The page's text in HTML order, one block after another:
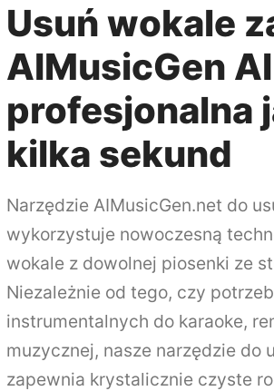
Usuń wokale
AIMusicGen
profesjonalna
kilka sekund
Narzędzie AIMusicGen.net do
wykorzystuje nowoczesną
wokale z dowolnej piosenki ze
Niezależnie od tego, czy
instrumentalnych do karaoke,
muzycznej, nasze narzędzie do
zapewnia krystalicznie czyste